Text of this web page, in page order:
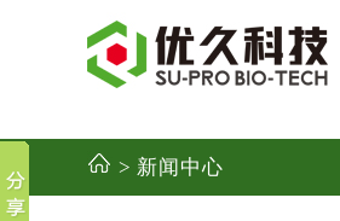
> 新闻中心